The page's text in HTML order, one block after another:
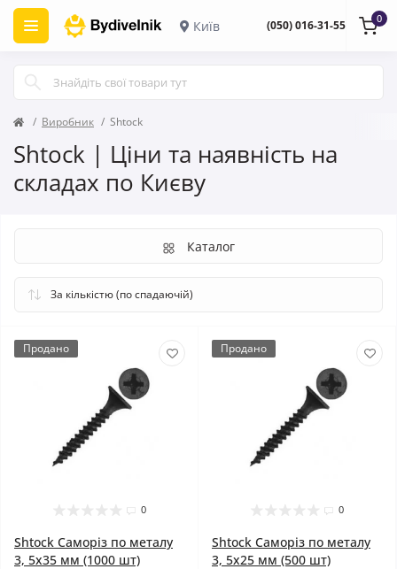
Київ (050) 016-31-55 0
Виробник Shtock
Shtock | Ціни та наявність на
складах по Києву
Каталог
Продано
0
Shtock Саморіз по металу
3, 5x35 мм (1000 шт)
Продано
0
Shtock Саморіз по металу
3, 5x25 мм (500 шт)